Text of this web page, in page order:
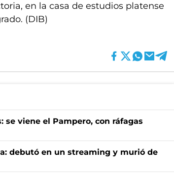
en la casa de estudios platense
(DIB)
viene el Pampero, con ráfagas
debutó en un streaming y murió de